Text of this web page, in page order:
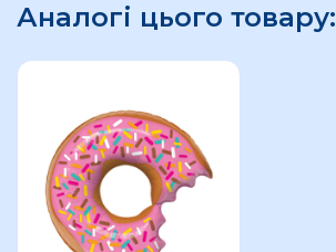
Аналогі цього товару: